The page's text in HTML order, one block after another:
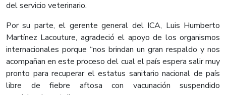
del servicio veterinario.
Por su parte, el gerente general del ICA, Luis Humberto
Martínez Lacouture, agradeció el apoyo de los organismos
internacionales porque “nos brindan un gran respaldo y nos
acompañan en este proceso del cual el país espera salir muy
pronto para recuperar el estatus sanitario nacional de país
libre de fiebre aftosa con vacunación suspendido